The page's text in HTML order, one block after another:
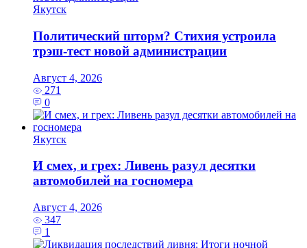
Якутск
Политический шторм? Стихия устроила
трэш-тест новой администрации
Август 4, 2026
271
0
Якутск
И смех, и грех: Ливень разул десятки
автомобилей на госномера
Август 4, 2026
347
1